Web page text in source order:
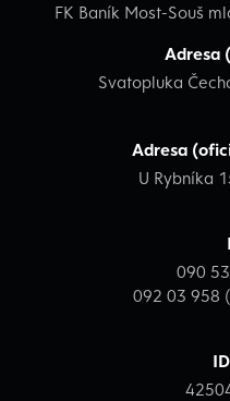
FK Baník Most-Souš
Adresa
Svatopluka
Adresa
U Rybníka
090
092 03 958